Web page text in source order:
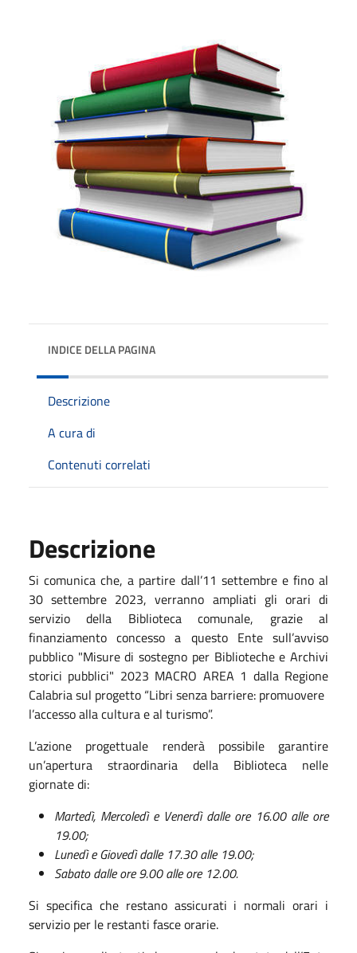
INDICE DELLA PAGINA
Descrizione
A cura di
Contenuti correlati
Descrizione
Si comunica che, a partire dall’11 settembre e fino al
30 settembre 2023, verranno ampliati gli orari di
servizio della Biblioteca comunale, grazie al
finanziamento concesso a questo Ente sull’avviso
pubblico "Misure di sostegno per Biblioteche e Archivi
storici pubblici" 2023 MACRO AREA 1 dalla Regione
Calabria sul progetto “Libri senza barriere: promuovere
l’accesso alla cultura e al turismo”.
L’azione progettuale renderà possibile garantire
un’apertura straordinaria della Biblioteca nelle
giornate di:
Martedì, Mercoledì e Venerdì dalle ore 16.00 alle ore
19.00;
Lunedì e Giovedì dalle 17.30 alle 19.00;
Sabato dalle ore 9.00 alle ore 12.00.
Si specifica che restano assicurati i normali orari i
servizio per le restanti fasce orarie.